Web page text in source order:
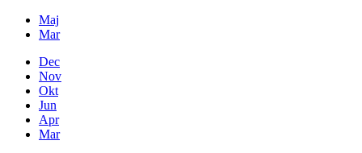
Maj
Mar
Dec
Nov
Okt
Jun
Apr
Mar